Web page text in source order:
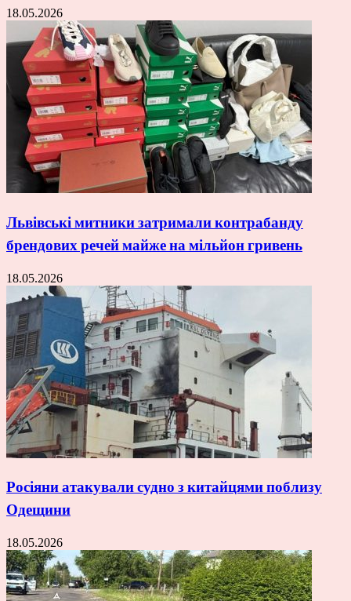
18.05.2026
Львівські митники затримали контрабанду
брендових речей майже на мільйон гривень
18.05.2026
Росіяни атакували судно з китайцями поблизу
Одещини
18.05.2026